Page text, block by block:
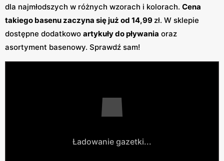
dla najmłodszych w różnych wzorach i kolorach. Cena
takiego basenu zaczyna się już od 14,99zł. W sklepie
dostępne dodatkowo artykuły do pływania oraz
asortyment basenowy. Sprawdź sam!
Ładowanie gazetki...